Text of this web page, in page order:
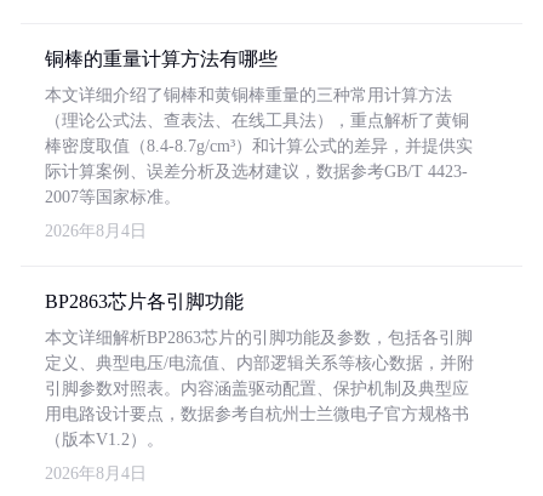
铜棒的重量计算方法有哪些
本文详细介绍了铜棒和黄铜棒重量的三种常用计算方法
（理论公式法、查表法、在线工具法），重点解析了黄铜
棒密度取值（8.4-8.7g/cm³）和计算公式的差异，并提供实
际计算案例、误差分析及选材建议，数据参考GB/T 4423-
2007等国家标准。
2026年8月4日
BP2863芯片各引脚功能
本文详细解析BP2863芯片的引脚功能及参数，包括各引脚
定义、典型电压/电流值、内部逻辑关系等核心数据，并附
引脚参数对照表。内容涵盖驱动配置、保护机制及典型应
用电路设计要点，数据参考自杭州士兰微电子官方规格书
（版本V1.2）。
2026年8月4日